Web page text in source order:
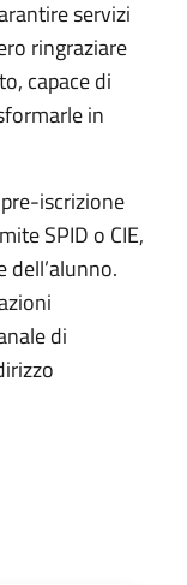
servizi
ringraziare
capace di
in
iscrizione
SPID o CIE,
dell’alunno.
di